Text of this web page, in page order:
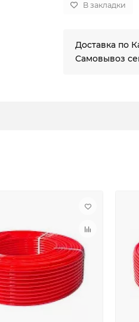
В закладки
Доставка по
Самовывоз